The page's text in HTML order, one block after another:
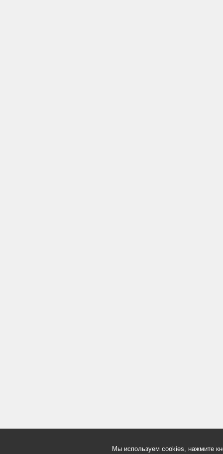
Мы используем cookies, нажмите